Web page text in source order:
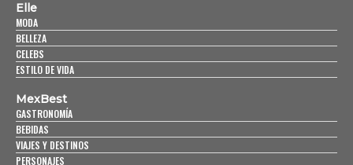
Elle
MODA
BELLEZA
CELEBS
ESTILO DE VIDA
MexBest
GASTRONOMÍA
BEBIDAS
VIAJES Y DESTINOS
PERSONAJES